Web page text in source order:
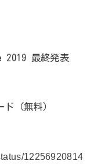
2019 最終発表
ド（無料）
12256920814